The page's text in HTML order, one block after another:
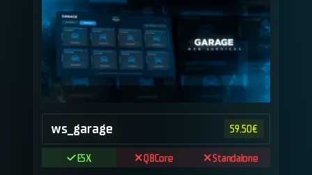
ws_garage 59.50€
ESX QBCore
Standalone